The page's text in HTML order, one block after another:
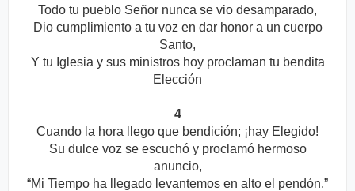
Todo tu pueblo Señor nunca se vio desamparado,
Dio cumplimiento a tu voz en dar honor a un cuerpo
Santo,
Y tu Iglesia y sus ministros hoy proclaman tu bendita
Elección
4
Cuando la hora llego que bendición; ¡hay Elegido!
Su dulce voz se escuchó y proclamó hermoso
anuncio,
“Mi Tiempo ha llegado levantemos en alto el pendón.”